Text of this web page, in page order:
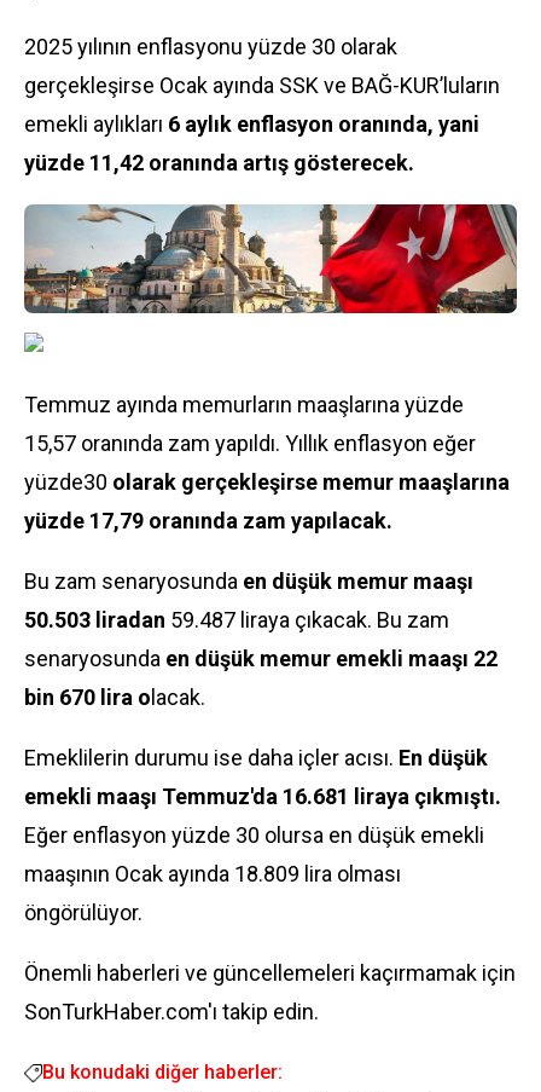
2025 yılının enflasyonu yüzde 30 olarak
gerçekleşirse Ocak ayında SSK ve BAĞ-KUR’luların
emekli aylıkları 6 aylık enflasyon oranında, yani
yüzde 11,42 oranında artış gösterecek.
Temmuz ayında memurların maaşlarına yüzde
15,57 oranında zam yapıldı. Yıllık enflasyon eğer
yüzde30 olarak gerçekleşirse memur maaşlarına
yüzde 17,79 oranında zam yapılacak.
Bu zam senaryosunda en düşük memur maaşı
50.503 liradan 59.487 liraya çıkacak. Bu zam
senaryosunda en düşük memur emekli maaşı 22
bin 670 lira o lacak.
Emeklilerin durumu ise daha içler acısı. En düşük
emekli maaşı Temmuz'da 16.681 liraya çıkmıştı.
Eğer enflasyon yüzde 30 olursa en düşük emekli
maaşının Ocak ayında 18.809 lira olması
öngörülüyor.
Önemli haberleri ve güncellemeleri kaçırmamak için
SonTurkHaber.com'ı takip edin.
Bu konudaki diğer haberler: